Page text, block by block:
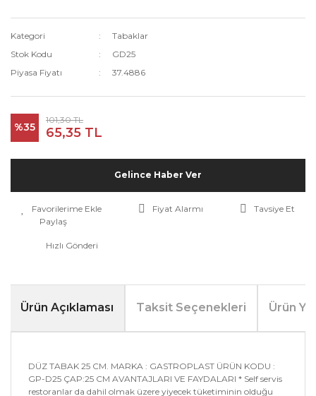
Kategori
Tabaklar
Stok Kodu
GD25
Piyasa Fiyatı
37.4886
%35
101,30 TL
65,35 TL
Gelince Haber Ver
Fiyat Alarmı
Tavsiye Et
Paylaş
Hızlı Gönderi
Ürün Açıklaması Taksit Seçenekleri Ürün
DÜZ TABAK 25 CM. MARKA : GASTROPLAST ÜRÜN KODU :
GP-D25 ÇAP:25 CM AVANTAJLARI VE FAYDALARI * Self servis
restoranlar da dahil olmak üzere yiyecek tüketiminin olduğu